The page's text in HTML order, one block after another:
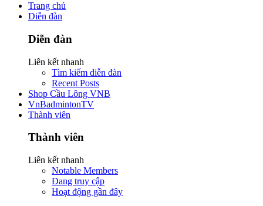
Trang chủ
Diễn đàn
Diễn đàn
Liên kết nhanh
Tìm kiếm diễn đàn
Recent Posts
Shop Cầu Lông VNB
VnBadmintonTV
Thành viên
Thành viên
Liên kết nhanh
Notable Members
Đang truy cập
Hoạt động gần đây